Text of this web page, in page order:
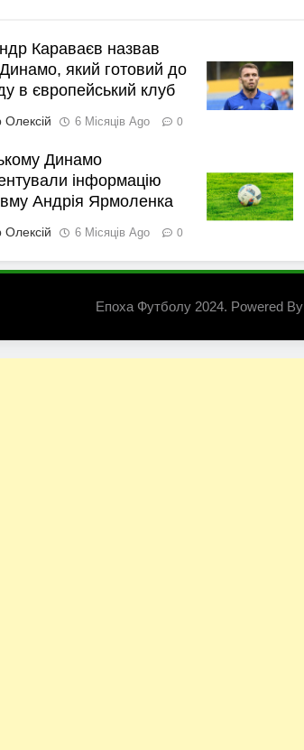
Караваєв назвав
який готовий до
в європейський клуб
6 Місяців Ago 0
Динамо
інформацію
Андрія Ярмоленка
6 Місяців Ago 0
Епоха Футболу 2024. Powered By